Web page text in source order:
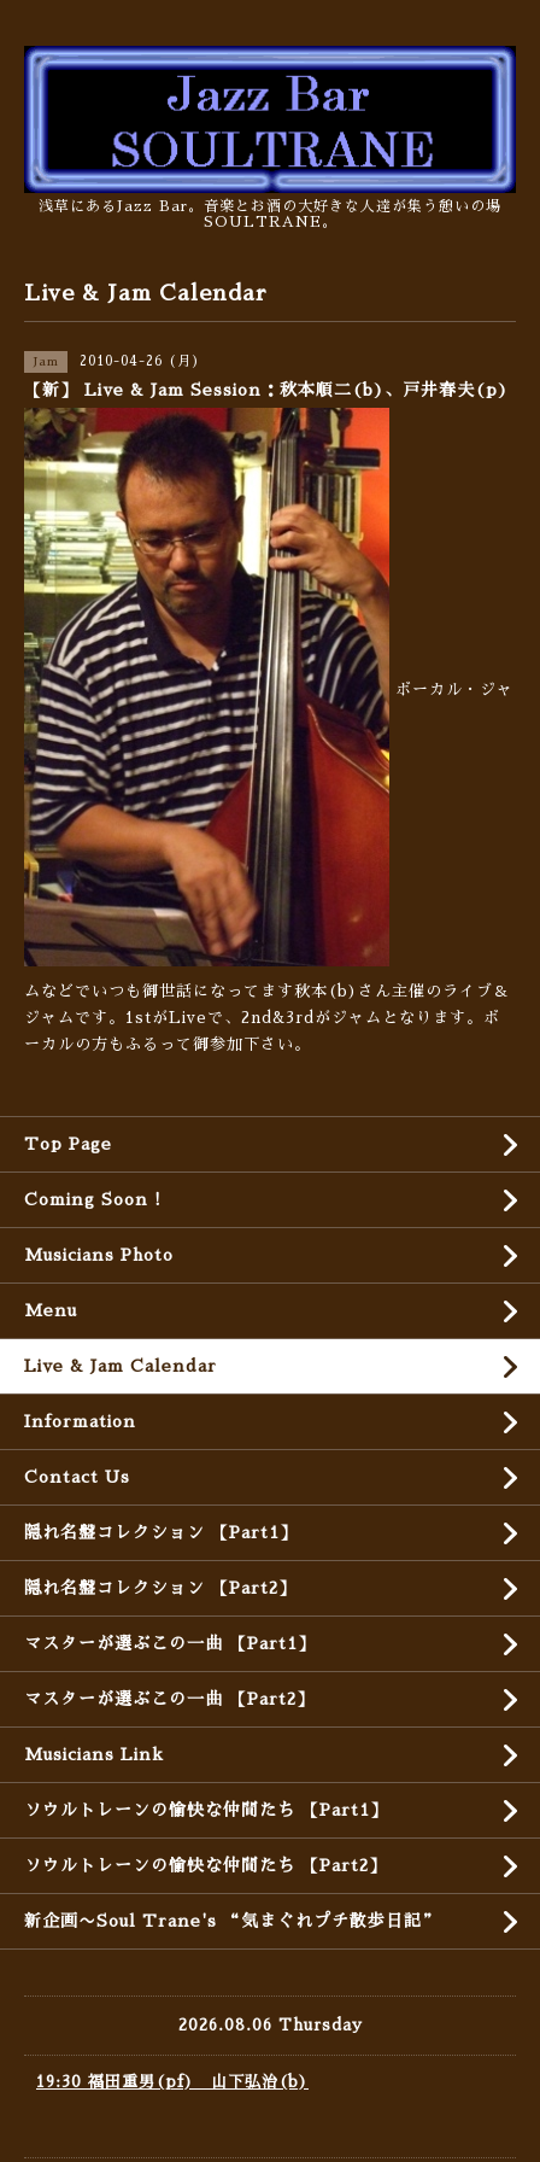
浅草にあるJazz Bar。音楽とお酒の大好きな人達が集う憩いの場
SOULTRANE。
Live & Jam Calendar
Jam 2010-04-26 (月)
【新】 Live & Jam Session：秋本順二(b)、戸井春夫(p)
ボーカル・ジャ
ムなどでいつも御世話になってます秋本(b)さん主催のライブ＆
ジャムです。1stがLiveで、2nd&3rdがジャムとなります。ボ
ーカルの方もふるって御参加下さい。
Top Page
Coming Soon !
Musicians Photo
Menu
Live & Jam Calendar
Information
Contact Us
隠れ名盤コレクション 【Part1】
隠れ名盤コレクション 【Part2】
マスターが選ぶこの一曲 【Part1】
マスターが選ぶこの一曲 【Part2】
Musicians Link
ソウルトレーンの愉快な仲間たち 【Part1】
ソウルトレーンの愉快な仲間たち 【Part2】
新企画〜Soul Trane's “気まぐれプチ散歩日記”
2026.08.06 Thursday
19:30 福田重男(pf) 山下弘治(b)